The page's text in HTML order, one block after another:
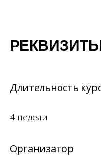
Длительность
4 недели
Организатор